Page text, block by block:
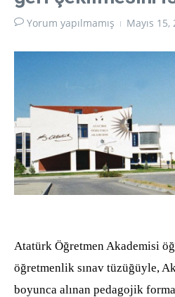
Yorum yapılmamış Mayıs 15,
Atatürk Öğretmen Akademisi
öğretmenlik sınav tüzüğüyle,
boyunca alınan pedagojik